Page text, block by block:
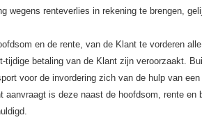
wegens renteverlies in rekening te brengen,
en de rente, van de Klant te vorderen
betaling van de Klant zijn veroorzaakt.
voor de invordering zich van de hulp van
is deze naast de hoofdsom, rente en